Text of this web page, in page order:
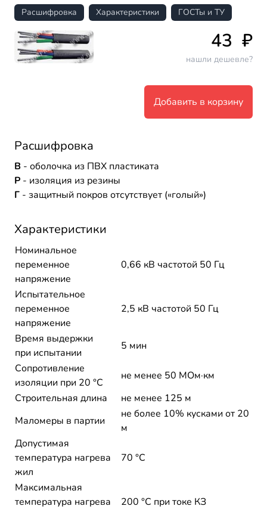
Расшифровка Характеристики ГОСТы и ТУ
43 ₽
нашли дешевле?
Добавить в корзину
Расшифровка
В - оболочка из ПВХ пластиката
Р - изоляция из резины
Г - защитный покров отсутствует («голый»)
Характеристики
Номинальное
переменное
напряжение
0,66 кВ частотой 50 Гц
Испытательное
переменное
напряжение
2,5 кВ частотой 50 Гц
Время выдержки
при испытании
5 мин
Сопротивление
изоляции при 20 °С
не менее 50 МОм·км
Строительная длина
не менее 125 м
Маломеры в партии
не более 10% кусками от 20
м
Допустимая
температура нагрева
жил
70 °C
Максимальная
температура нагрева
200 °C при токе КЗ